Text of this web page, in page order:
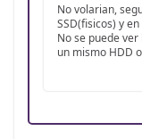
No volarian,
SSD(fisicos) y
No se puede ver
un mismo HDD